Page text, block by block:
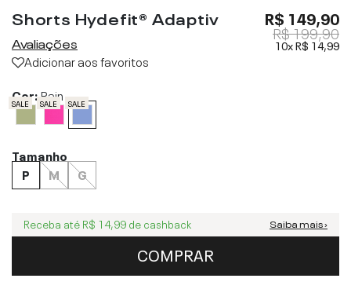
Shorts Hydefit® Adaptiv
Avaliações
Adicionar aos favoritos
R$ 149,90
R$ 199,90
10xR$ 14,99
Cor:Rain
SALE SALE SALE
Tamanho
P
M G
Receba até R$ 14,99 de cashback Saiba mais ›
COMPRAR